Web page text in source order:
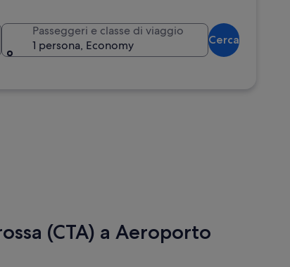
Passeggeri e classe di viaggio
1 persona, Economy
Cerca
(CTA) a Aeroporto